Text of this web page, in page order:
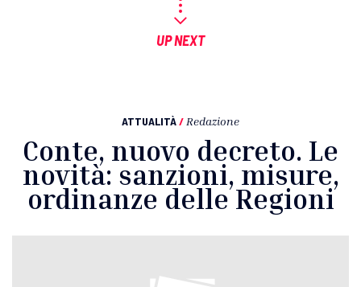
UP NEXT
ATTUALITÀ/ Redazione
Conte, nuovo decreto. Le
novità: sanzioni, misure,
ordinanze delle Regioni